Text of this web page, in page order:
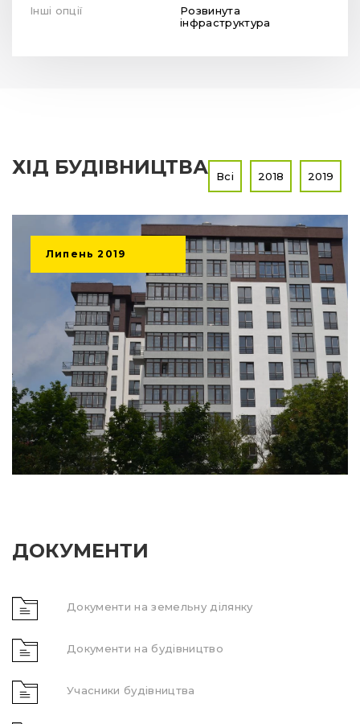
Інші опції
Розвинута
інфраструктура
ХІД БУДІВНИЦТВА Всі 2018 2019
Липень 2019
ДОКУМЕНТИ
Документи на земельну ділянку
Документи на будівництво
Учасники будівництва